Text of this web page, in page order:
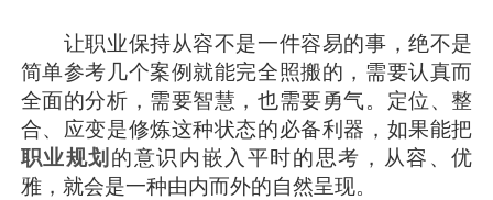
让职业保持从容不是一件容易的事，绝不是
简单参考几个案例就能完全照搬的，需要认真而
全面的分析，需要智慧，也需要勇气。定位、整
合、应变是修炼这种状态的必备利器，如果能把
职业规划 的意识内嵌入平时的思考，从容、优
雅，就会是一种由内而外的自然呈现。